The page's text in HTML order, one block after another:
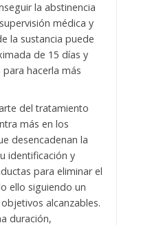
la abstinencia
médica y
la sustancia puede
de 15 días y
hacerla más
del tratamiento
más en los
desencadenan la
identificación y
para eliminar el
ello siguiendo un
alcanzables.
duración,